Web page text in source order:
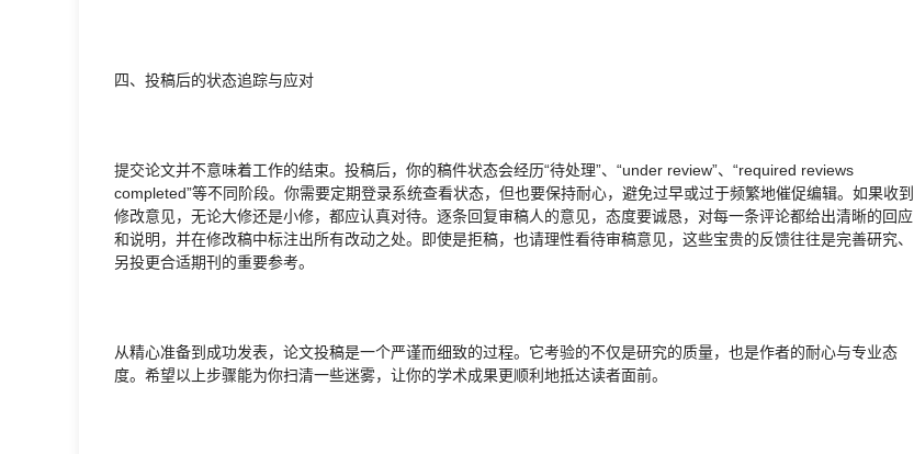
四、投稿后的状态追踪与应对
提交论文并不意味着工作的结束。投稿后，你的稿件状态会经历“待处理”、“under review”、“required reviews
completed”等不同阶段。你需要定期登录系统查看状态，但也要保持耐心，避免过早或过于频繁地催促编辑。如果收到
修改意见，无论大修还是小修，都应认真对待。逐条回复审稿人的意见，态度要诚恳，对每一条评论都给出清晰的回应
和说明，并在修改稿中标注出所有改动之处。即使是拒稿，也请理性看待审稿意见，这些宝贵的反馈往往是完善研究、
另投更合适期刊的重要参考。
从精心准备到成功发表，论文投稿是一个严谨而细致的过程。它考验的不仅是研究的质量，也是作者的耐心与专业态
度。希望以上步骤能为你扫清一些迷雾，让你的学术成果更顺利地抵达读者面前。